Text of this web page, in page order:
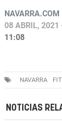
NAVARRA.COM
08 ABRIL, 2021
11:08
NAVARRA
NOTICIAS